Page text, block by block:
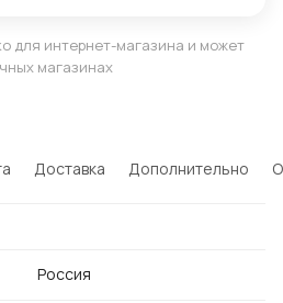
для интернет-магазина и может
магазинах
Доставка Дополнительно
Россия